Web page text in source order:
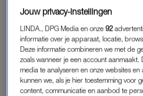
LINDA.meiden YouTube
over de liefde, zijn carrière
’treitervlogger’ bekendstond.
Zou hij het nu anders doen?
Jouw privacy-instellingen
LINDA., DPG Media en onze92
informatie over je apparaat, locatie,
Deze informatie combineren we met de
zoals wanneer je een account
media te analyseren en onze websites
kunnen we, als je hier toestemming voor
content, communicatie en aanbod te